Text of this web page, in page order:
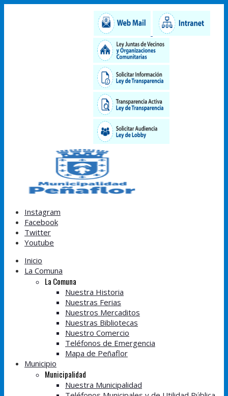
Instagram
Facebook
Twitter
Youtube
Inicio
La Comuna
La Comuna
Nuestra Historia
Nuestras Ferias
Nuestros Mercaditos
Nuestras Bibliotecas
Nuestro Comercio
Teléfonos de Emergencia
Mapa de Peñaflor
Municipio
Municipalidad
Nuestra Municipalidad